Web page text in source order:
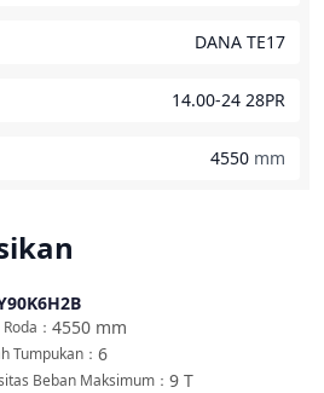
DANA TE17
14.00-24 28PR
4550 mm
4550 mm
：
6
Tumpukan ：
9 T
Beban Maksimum ：